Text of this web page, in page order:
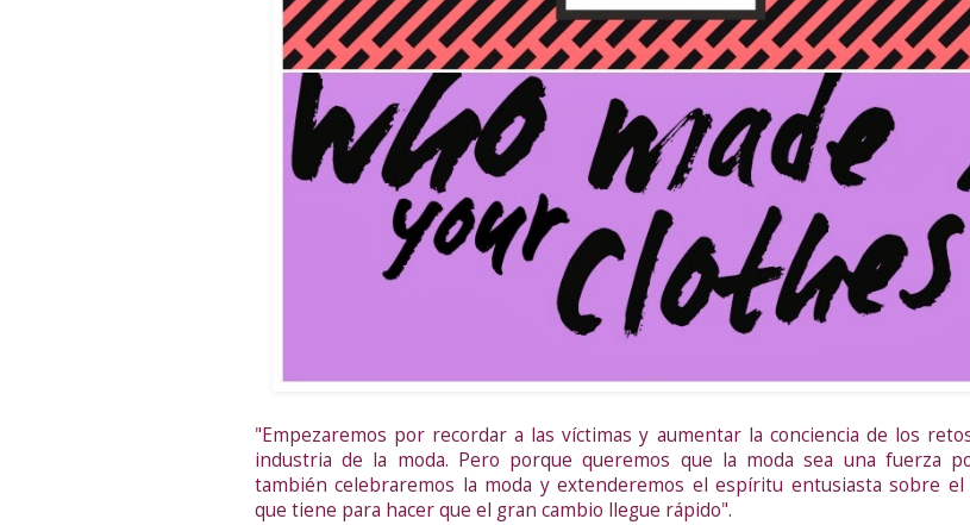
"Empezaremos por recordar a las víctimas y aumentar la conciencia de los
industria de la moda. Pero porque queremos que la moda sea una fuerza
también celebraremos la moda y extenderemos el espíritu entusiasta sobre
que tiene para hacer que el gran cambio llegue rápido".